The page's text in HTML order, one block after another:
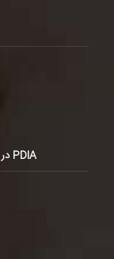
PDIA در عمل: شناسه‌گذاری بودجه و طبقه‌بندی آن